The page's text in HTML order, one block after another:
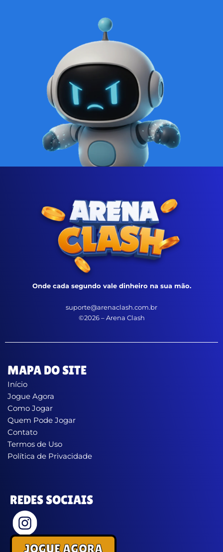
Onde cada segundo vale dinheiro na sua mão.
suporte@arenaclash.com.br
©2026 – Arena Clash
MAPA DO SITE
Início
Jogue Agora
Como Jogar
Quem Pode Jogar
Contato
Termos de Uso
Política de Privacidade
REDES SOCIAIS
JOGUE AGORA